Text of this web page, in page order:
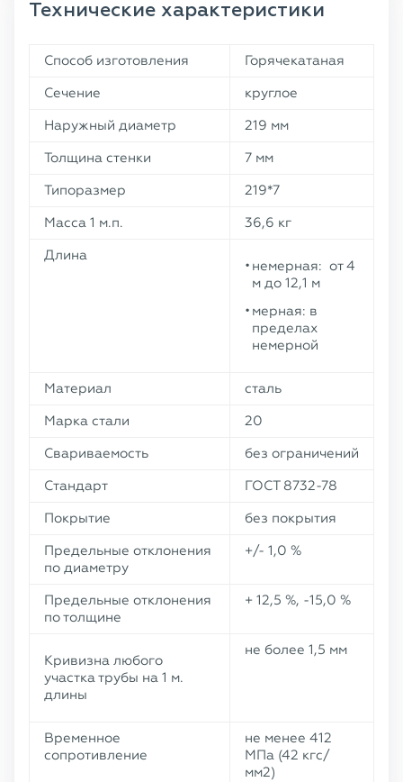
Технические характеристики
Способ изготовления
Горячекатаная
Сечение
круглое
Наружный диаметр
219 мм
Толщина стенки
7 мм
Типоразмер
219*7
Масса 1 м.п.
36,6 кг
Длина
немерная: от 4
м до 12,1 м
мерная: в
пределах
немерной
Материал
сталь
Марка стали
20
Свариваемость
без ограничений
Стандарт
ГОСТ 8732-78
Покрытие
без покрытия
Предельные отклонения
по диаметру
+/- 1,0 %
Предельные отклонения
по толщине
+ 12,5 %, -15,0 %
Кривизна любого
участка трубы на 1 м.
длины
не более 1,5 мм
Временное
сопротивление
не менее 412
МПа (42 кгс/
мм2)